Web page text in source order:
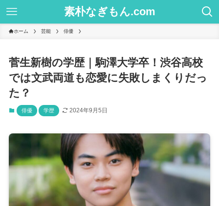
素朴なぎもん.com
ホーム 芸能 俳優
菅生新樹の学歴｜駒澤大学卒！渋谷高校
では文武両道も恋愛に失敗しまくりだっ
た？
俳優 学歴 2024年9月5日